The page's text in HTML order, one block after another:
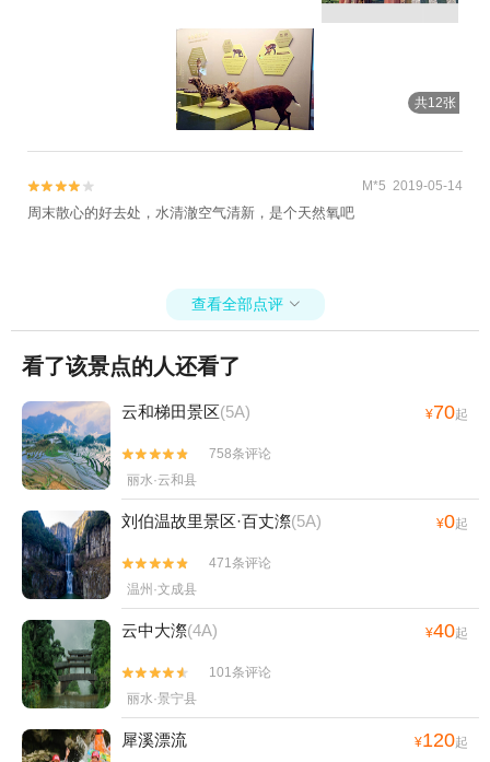
景区内进发。一路上有当地特色的廊桥，有石拱桥，有悬索桥，有溪
水，有瀑布，还有各种各样的植物，各种元素都不缺，让人简直目不
暇接。不过在看景的时候，还是需要留一个心眼，毕竟是自然保护
区，导游说山上有时还会有五步蛇的踪迹呢。山间的空气特别好，负
氧离子含量也特别高，在这里游玩正好顺便洗洗肺。景区的门票价格
为60元，如从网上购买还有优惠价格。
共12张

 M*5 2019-05-14
周末散心的好去处，水清澈空气清新，是个天然氧吧
查看全部点评 
看了该景点的人还看了
云和梯田景区(5A) ¥70起


758条评论
丽水·云和县
刘伯温故里景区·百丈漈(5A) ¥0起


471条评论
温州·文成县
云中大漈(4A) ¥40起


101条评论
丽水·景宁县
犀溪漂流 ¥120起